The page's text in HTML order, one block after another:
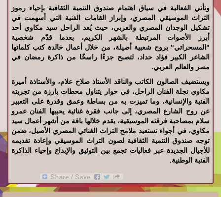
وتأتي الفعالية في سياق اهتمام صندوق التنمية الثقافية بإحياء رموز
التراث الموسيقي المصري، وإبراز القامات الفنية التي أسهمت في
تشكيل الوجدان المصري والعربي، حيث يُعد الراحل سيد مكاوي أحد
أبرز الأصوات المرتبطة بالشهر الكريم، بعدما قدّم شخصية
"المسحراتي" بروح شعبية أصيلة، من خلال أعمال خالدة كتب كلماتها
الشاعر الكبير فؤاد حداد، لتصبح جزءًا راسخًا من ذاكرة رمضان في
مصر والعالم العربي.
ويستضيف الصالون الكاتب والناقد الأستاذ صلاح علام، والأستاذة أميرة
مكاوي نجلة الفنان الراحل، في حوار يتناول محطات بارزة من تجربته
الفنية والإنسانية، وما تميزت به من بساطة وعمق وقدرة على التعبير
عن روح الشارع المصري، إلى جانب فقرة غنائية يحييها الفنان عمرو
سلام بمصاحبة فرقته الموسيقية، يقدم خلالها باقة من أشهر أعمال سيد
مكاوي، في أجواء تستعيد ملامح التراث الغنائي المصري الأصيل، ضمن
توجه صندوق التنمية الثقافية لصون التراث الموسيقي وإعادة تقديمه
للأجيال الجديدة عبر فعاليات تجمع بين التوثيق والإبداع وإحياء الذاكرة
الفنية الوطنية.